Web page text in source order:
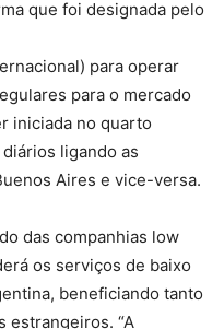
que foi designada pelo
para operar
para o mercado
iniciada no quarto
ligando as
Aires e vice-versa.
das companhias low
os serviços de baixo
beneficiando tanto
estrangeiros. “A